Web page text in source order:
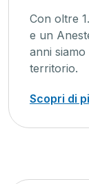
Con oltre
e un
anni
territorio.
Scopri di